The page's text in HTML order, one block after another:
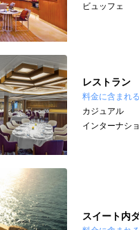
ビュッフェ
レストラン
料金に含まれる
カジュアル
インターナシ
スイート内